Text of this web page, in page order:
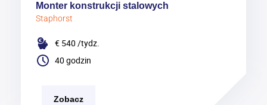
Monter konstrukcji stalowych
Staphorst
€ 540 /tydz.
40 godzin
Zobacz